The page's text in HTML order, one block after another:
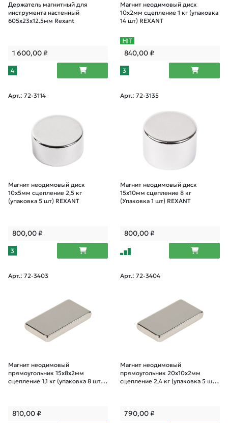
Держатель магнитный для
инструмента настенный
605x23x12.5мм Rexant
1 600,00₽
4
Магнит неодимовый диск
10х2мм сцепление 1 кг (упаковка
14 шт) REXANT
840,00₽
3
Арт.: 72-3114
Магнит неодимовый диск
10х5мм сцепление 2,5 кг
(упаковка 5 шт) REXANT
800,00₽
3
Арт.: 72-3135
Магнит неодимовый диск
15х10мм сцепление 8 кг
(Упаковка 1 шт) REXANT
800,00₽
Арт.: 72-3403
Магнит неодимовый
прямоугольник 15х8х2мм
сцепление 1,1 кг (упаковка 8 шт)
810,00₽
Арт.: 72-3404
Магнит неодимовый
прямоугольник 20х10х2мм
сцепление 2,4 кг (упаковка 5 шт)
790,00₽